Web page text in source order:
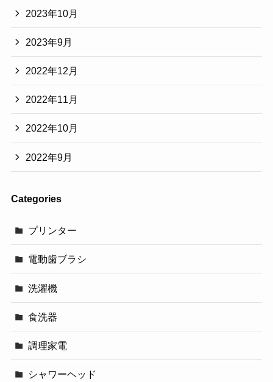
2023年10月
2023年9月
2022年12月
2022年11月
2022年10月
2022年9月
Categories
プリンター
電動歯ブラシ
洗濯機
食洗器
調理家電
シャワーヘッド